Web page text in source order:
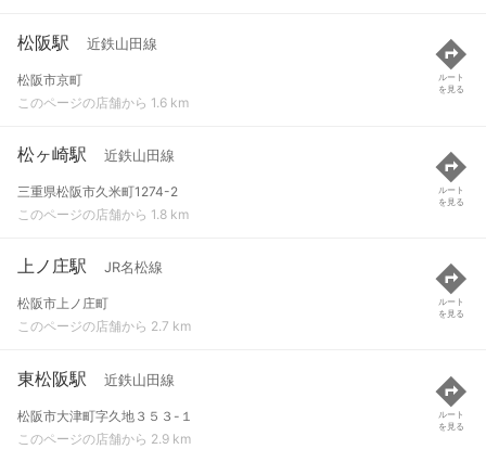
松阪駅 近鉄山田線
松阪市京町
このページの店舗から 1.6 km
ルート
を見る
松ヶ崎駅 近鉄山田線
三重県松阪市久米町1274-2
このページの店舗から 1.8 km
ルート
を見る
上ノ庄駅 JR名松線
松阪市上ノ庄町
このページの店舗から 2.7 km
ルート
を見る
東松阪駅 近鉄山田線
松阪市大津町字久地３５３-１
このページの店舗から 2.9 km
ルート
を見る